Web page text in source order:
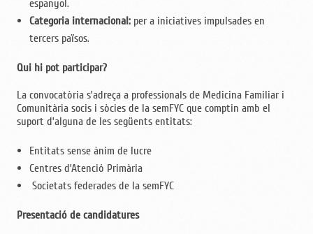
espanyol.
Categoria internacional: per a iniciatives impulsades en
tercers països.
Qui hi pot participar?
La convocatòria s’adreça a professionals de Medicina Familiar i
Comunitària socis i sòcies de la semFYC que comptin amb el
suport d’alguna de les següents entitats:
Entitats sense ànim de lucre
Centres d’Atenció Primària
Societats federades de la semFYC
Presentació de candidatures